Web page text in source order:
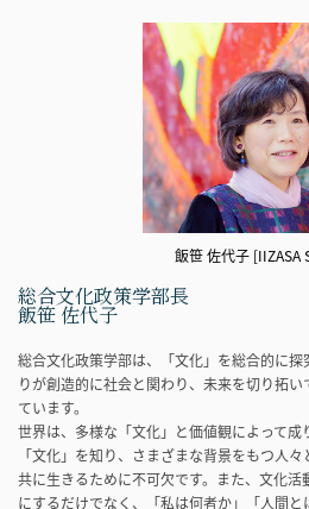
飯笹 佐代子 [IIZASA
総合文化政策学部長
飯笹 佐代子
総合文化政策学部は、「文化」を総合的に
りが創造的に社会と関わり、未来を切り拓
ています。
世界は、多様な「文化」と価値観によって成
「文化」を知り、さまざまな背景をもつ人
共に生きるために不可欠です。また、文化
にするだけでなく、「私は何者か」「人間